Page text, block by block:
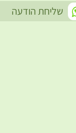
שליחת הודעה